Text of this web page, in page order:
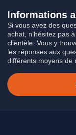
Informations
Si vous avez des
achat, n'hésitez pas
clientèle. Vous y
les réponses aux
différents moyens de